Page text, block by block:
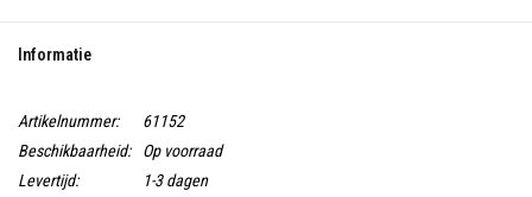
Informatie
Artikelnummer:
61152
Beschikbaarheid:
Op voorraad
Levertijd:
1-3 dagen